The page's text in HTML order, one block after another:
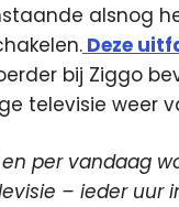
alsnog
Deze
bij Ziggo
televisie weer
per vandaag
– ieder uur